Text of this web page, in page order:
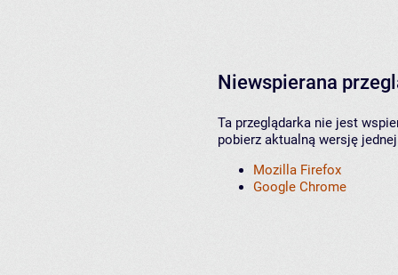
Niewspierana
Ta przeglądarka nie jest
pobierz aktualną wersję
Mozilla Firefox
Google Chrome